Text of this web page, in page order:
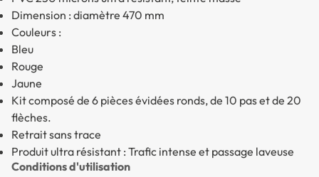
Dimension : diamètre 470 mm
Couleurs :
Bleu
Rouge
Jaune
Kit composé de 6 pièces évidées ronds, de 10 pas et de 20
flèches.
Retrait sans trace
Produit ultra résistant : Trafic intense et passage laveuse
Conditions d'utilisation